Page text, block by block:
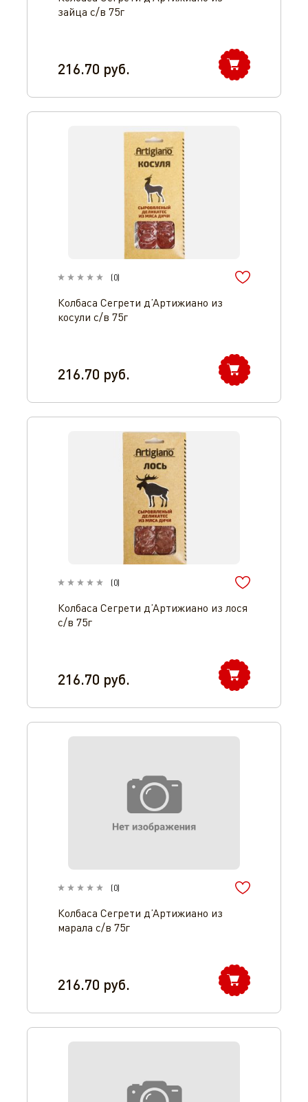
зайца с/в 75г
216.70 руб.
(0)
Колбаса Сегрети д’Артижиано из
косули с/в 75г
216.70 руб.
(0)
Колбаса Сегрети д’Артижиано из лося
с/в 75г
216.70 руб.
(0)
Колбаса Сегрети д’Артижиано из
марала с/в 75г
216.70 руб.